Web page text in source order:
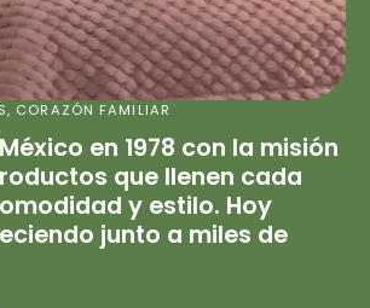
CORAZÓN FAMILIAR
en 1978 con la misión
que llenen cada
y estilo. Hoy
junto a miles de